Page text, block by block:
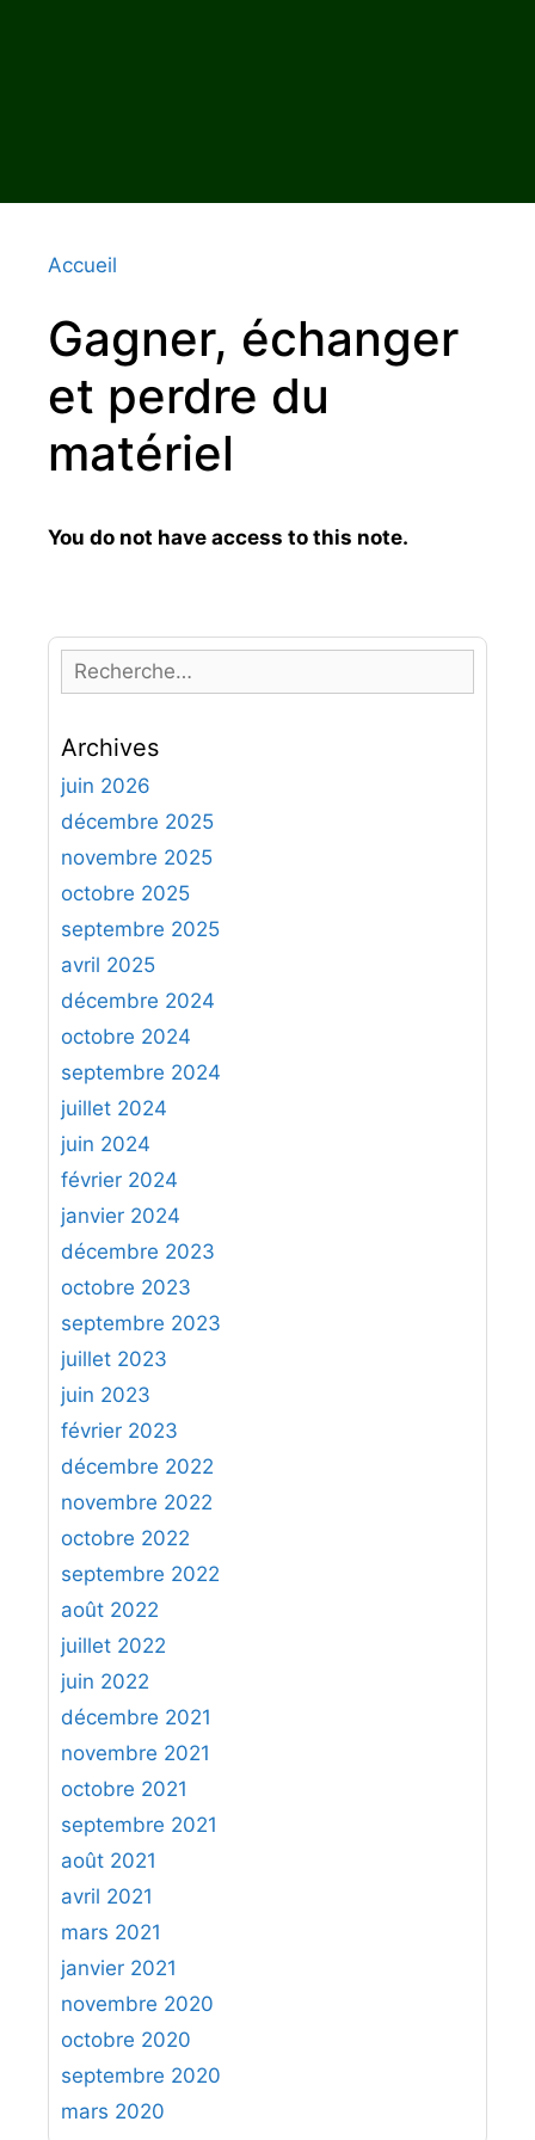
Accueil
Gagner, échanger
et perdre du
matériel
You do not have access to this note.
e
h
e
r
h
e
r
:
Archives
juin 2026
décembre 2025
novembre 2025
octobre 2025
septembre 2025
avril 2025
décembre 2024
octobre 2024
septembre 2024
juillet 2024
juin 2024
février 2024
janvier 2024
décembre 2023
octobre 2023
septembre 2023
juillet 2023
juin 2023
février 2023
décembre 2022
novembre 2022
octobre 2022
septembre 2022
août 2022
juillet 2022
juin 2022
décembre 2021
novembre 2021
octobre 2021
septembre 2021
août 2021
avril 2021
mars 2021
janvier 2021
novembre 2020
octobre 2020
septembre 2020
mars 2020